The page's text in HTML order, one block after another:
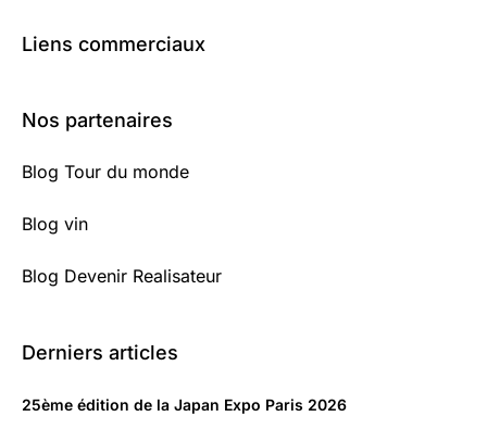
Liens commerciaux
Nos partenaires
Blog Tour du monde
Blog vin
Blog Devenir Realisateur
Derniers articles
25ème édition de la Japan Expo Paris 2026